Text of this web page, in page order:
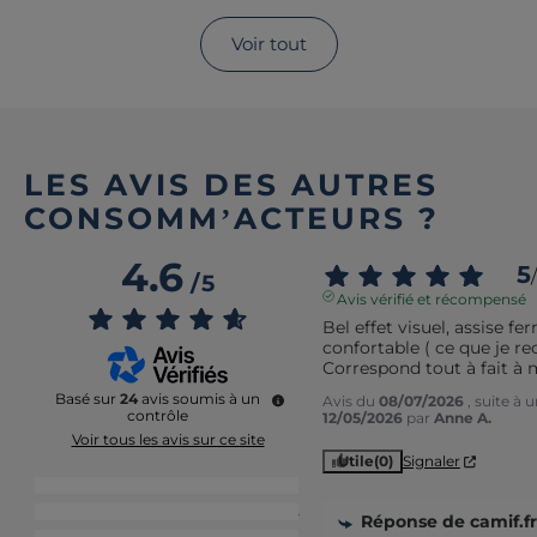
Voir tout
LES AVIS DES AUTRES
CONSOMM’ACTEURS ?
4.6/5
Basé sur 24 avis soumis à un
contrôle
Voir tous les avis sur ce site
4
5/
Avis vérifié et récompensé
Bel effet visuel, assise
confortable ( ce que je
Correspond tout à fait à
Avis du 08/07/2026 , suite à
12/05/2026 par Anne A.
Utile(0) Signaler
Réponse de camif.fr